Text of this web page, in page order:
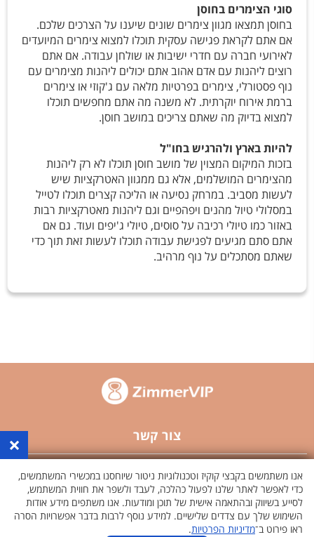
סוגי הצימרים בחוסן
בחוסן תמצאו מגוון צימרים שונים שיענו על הצרכים שלכם.
אם אתם לקראת פגישה עסקית תוכלו למצוא צימרים המיועדים
לאירועי חברה עם חדרי ישיבות או שולחן עבודה. אם אתם
רוצים ליהנות עם אדם אהוב אתם יכולים ליהנות מצימרים עם
נוף פסטורלי, צימרים בפרטיות מלאה עם ג'קוזי או צימרים
ברמת אירוח יוקרתית. לא משנה מה אתם מחפשים תוכלו
למצוא בדיוק מה שאתם צריכים במושב חוסן.
להיות בארץ ולהרגיש בחו"ל
בזכות המיקום המצוין של מושב חוסן תוכלו לא רק ליהנות
מהצימרים המושלמים, אלא גם ממגוון האטרקציות שיש
לעשות מסביב. במרחק נסיעה או הליכה קצרים תוכלו לטייל
במסלולי טיול מהנים ויפהפיים וגם ליהנות מאטרקציות רבות
באזור כמו טיולי רכיבה על סוסים, טיולי ג'יפים ועוד. גם אם
אתם סתם מגיעים לפגישת עבודה תוכלו לעשות זאת תוך כדי
שאתם מסתכלים על נוף מרהיב.
צור קשר
פרסם באתר
תקנון האתר
×
אנו משתמשים בקבצי קוקיז וטכנולוגיות ניטור שיוחסנו במכשירי המשתמשים,
כדי לאפשר לאתר שלנו לפעול כהלכה, לעבד ולשפר את חווית המשתמש,
לסייע בשיווק ובהתאמה אישית של תוכן ומודעות. אנו משתפים מידע אודות
השימוש שלך עם צדדים שלישיים. למידע נוסף לרבות בדבר אפשרויות הסרה
ראו פירוט ב־מדיניות הפרטיות.